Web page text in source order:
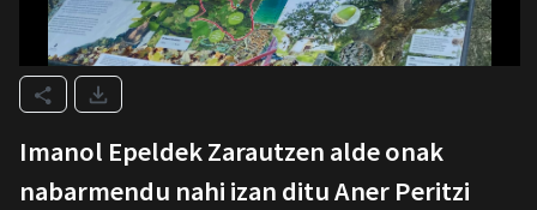
Imanol Epeldek Zarautzen alde onak
nabarmendu nahi izan ditu Aner Peritzi